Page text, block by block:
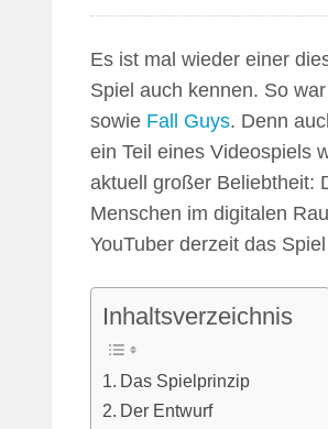
Es ist mal wieder einer
Spiel auch kennen. So
sowie Fall Guys. Denn
ein Teil eines Videospiels
aktuell großer Beliebtheit:
Menschen im digitalen
YouTuber derzeit das
Inhaltsverzeichnis
Das Spielprinzip
Der Entwurf